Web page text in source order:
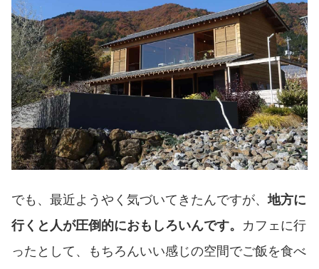
でも、最近ようやく気づいてきたんですが、地方に
行くと人が圧倒的におもしろいんです。 カフェに行
ったとして、もちろんいい感じの空間でご飯を食べ